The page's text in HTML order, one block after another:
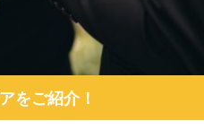
をご紹介！